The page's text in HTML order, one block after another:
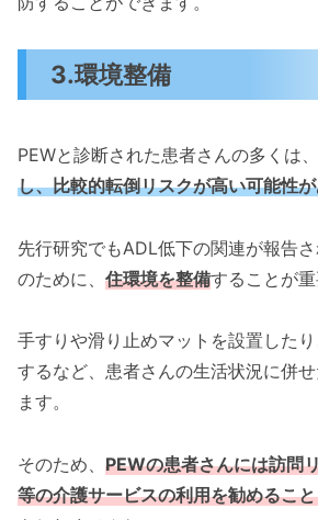
3.環境整備
PEWと診断された患者さんの多くは、
し、比較的転倒リスクが高い可能性
先行研究でもADL低下の関連が報告
のために、 住環境を整備することが重
手すりや滑り止めマットを設置した
するなど、患者さんの生活状況に併
ます。
そのため、 PEWの患者さんには訪問
等の介護サービスの利用を勧めるこ